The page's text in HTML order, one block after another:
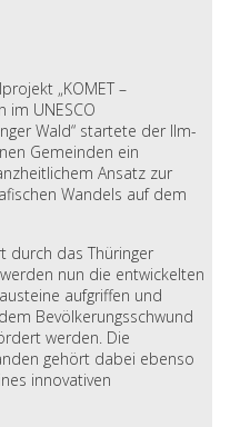
„KOMET –
im UNESCO
Wald“ startete der Ilm-
Gemeinden ein
Ansatz zur
Wandels auf dem
durch das Thüringer
nun die entwickelten
aufgriffen und
Bevölkerungsschwund
werden. Die
gehört dabei ebenso
innovativen